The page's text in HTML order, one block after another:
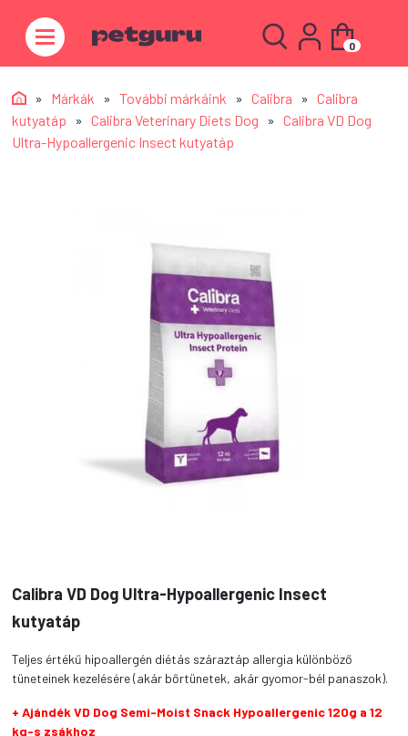
0
» Márkák » További márkáink » Calibra » Calibra
kutyatáp » Calibra Veterinary Diets Dog » Calibra VD Dog
Ultra-Hypoallergenic Insect kutyatáp
Calibra VD Dog Ultra-Hypoallergenic Insect
kutyatáp
Teljes értékű hipoallergén diétás száraztáp allergia különböző
tüneteinek kezelésére (akár bőrtünetek, akár gyomor-bél panaszok).
+ Ajándék VD Dog Semi-Moist Snack Hypoallergenic 120g a 12
kg-s zsákhoz